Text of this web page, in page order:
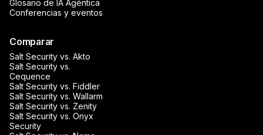
Glosario de IA Agéntica
Conferencias y eventos
Comparar
Salt Security vs. Akto
Salt Security vs.
Cequence
Salt Security vs. Fiddler
Salt Security vs. Wallarm
Salt Security vs. Zenity
Salt Security vs. Onyx
Security